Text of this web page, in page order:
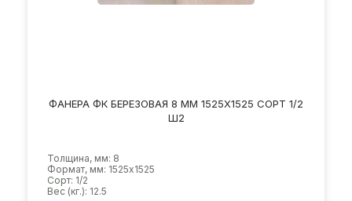
ФАНЕРА ФК БЕРЕЗОВАЯ 8 ММ 1525Х1525 СОРТ 1/2
Ш2
Толщина, мм: 8
Формат, мм: 1525х1525
Сорт: 1/2
Вес (кг.): 12.5